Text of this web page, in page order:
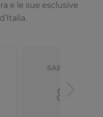
e le sue esclusive
SABATO
8